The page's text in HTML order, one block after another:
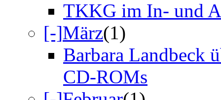
TKKG im In- und
[-]März(1)
Barbara Landbeck
CD-ROMs